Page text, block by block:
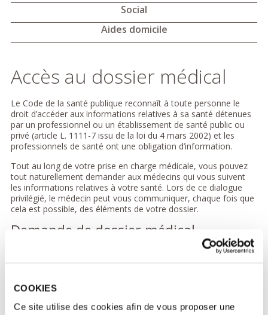
COOKIES
Ce site utilise des cookies afin de vous proposer une
Social
Aides domicile
Accès au dossier médical
Le Code de la santé publique reconnaît à toute personne le
droit d’accéder aux informations relatives à sa santé détenues
par un professionnel ou un établissement de santé public ou
privé (article L. 1111-7 issu de la loi du 4 mars 2002) et les
professionnels de santé ont une obligation d’information.
Tout au long de votre prise en charge médicale, vous pouvez
tout naturellement demander aux médecins qui vous suivent
les informations relatives à votre santé. Lors de ce dialogue
privilégié, le médecin peut vous communiquer, chaque fois que
cela est possible, des éléments de votre dossier.
Demande de dossier médical
Si vous souhaitez accéder à votre dossier médical, directement
signé, accompagné des pièces justificatives :
Télécharger le formulaire d'accès au dossier médical